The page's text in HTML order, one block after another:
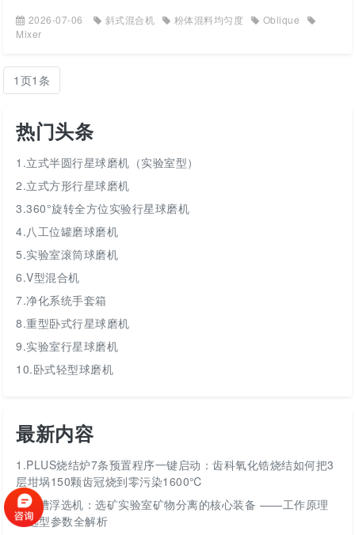
2026-07-06 斜式混合机 粉体混料均匀度
Oblique
Mixer
1页1条
热门头条
1.立式半圆行星球磨机（实验室型）
2.立式方形行星球磨机
3.360°旋转全方位实验行星球磨机
4.八工位罐磨球磨机
5.实验室滚筒球磨机
6.V型混合机
7.净化系统手套箱
8.重型卧式行星球磨机
9.实验室行星球磨机
10.卧式轻型球磨机
最新内容
1.PLUS烧结炉7条预置程序一键启动：齿科氧化锆烧结如何把3
层坩埚150颗齿冠烧到零污染1600℃
2.挂槽浮选机：选矿实验室矿物分离的核心装备 ——工作原理
与选型参数全解析